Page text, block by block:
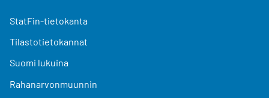
StatFin-tietokanta
Tilastotietokannat
Suomi lukuina
Rahanarvonmuunnin